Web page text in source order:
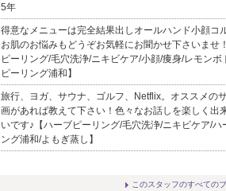
5年
得意なメニューは完全結果出しオールハンド小顔コ
お肌のお悩みもどうぞお気軽にお聞かせ下さいませ
ピーリング/毛穴洗浄/ニキビケア/小顔/痩身/レモンボ
ピーリング浦和】
旅行、ヨガ、サウナ、ゴルフ、Netflix。オススメの
画があれば教えて下さい！色々なお話しを楽しく出
いです♪【ハーブピーリング/毛穴洗浄/ニキビケア/ハ
ング浦和/よもぎ蒸し】
このスタッフのすべての